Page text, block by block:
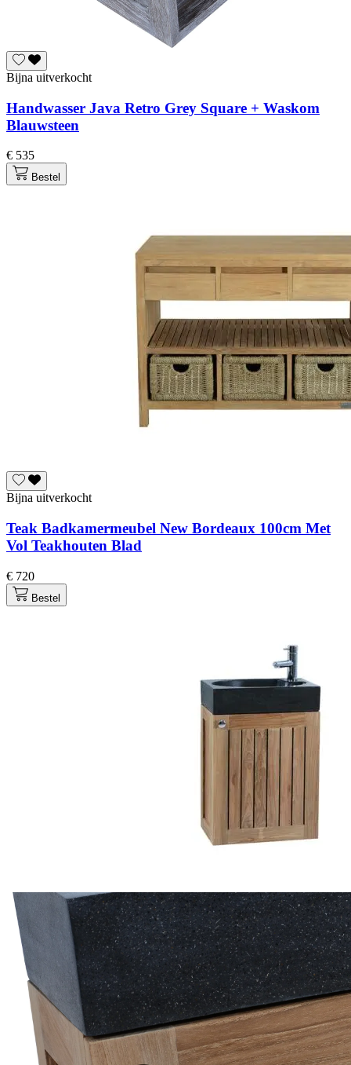
Bijna uitverkocht
Handwasser Java Retro Grey Square + Waskom
Blauwsteen
€ 535
Bestel
Bijna uitverkocht
Teak Badkamermeubel New Bordeaux 100cm Met
Vol Teakhouten Blad
€ 720
Bestel